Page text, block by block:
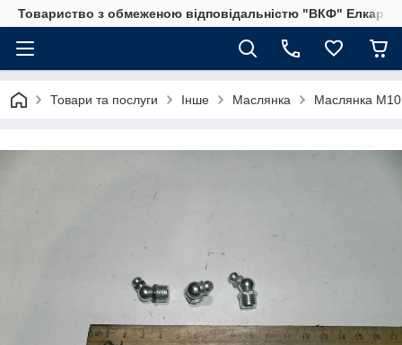
Товариство з обмеженою відповідальністю "ВКФ" Елкар"
Товари та послуги Інше Маслянка Маслянка М10